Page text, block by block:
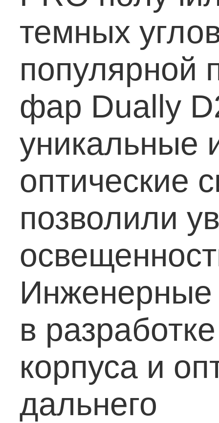
темных
популярной
фар Dually
уникальные
оптические
позволили
Инженерные
в
корпуса и
дальнего